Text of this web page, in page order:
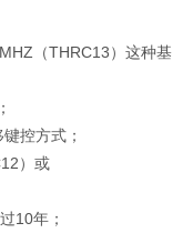
（THRC13）这种基
控方式；
）或
10年；